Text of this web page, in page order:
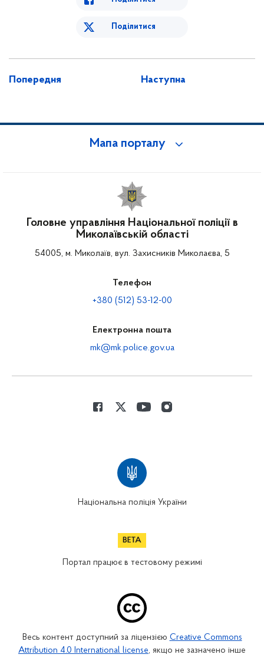
Поділитися
Попередня Наступна
Мапа порталу
Головне управління Національної поліції в
Миколаївській області
54005, м. Миколаїв, вул. Захисників Миколаєва, 5
Телефон
+380 (512) 53-12-00
Електронна пошта
mk@mk.police.gov.ua
Національна поліція України
Портал працює в тестовому режимі
Весь контент доступний за ліцензією Creative Commons
Attribution 4.0 International license, якщо не зазначено інше